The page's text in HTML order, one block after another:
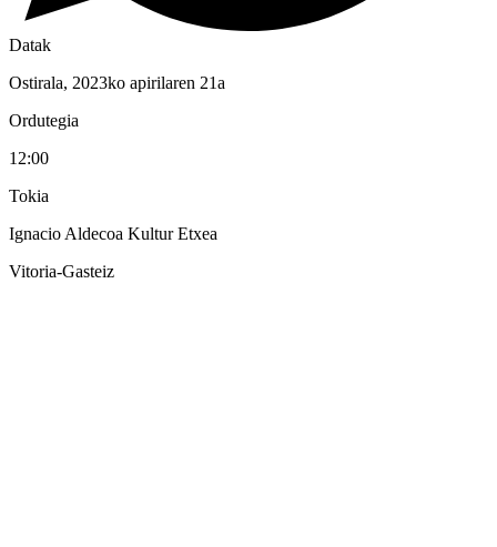
Datak
Ostirala, 2023ko apirilaren 21a
Ordutegia
12:00
Tokia
Ignacio Aldecoa Kultur Etxea
Vitoria-Gasteiz